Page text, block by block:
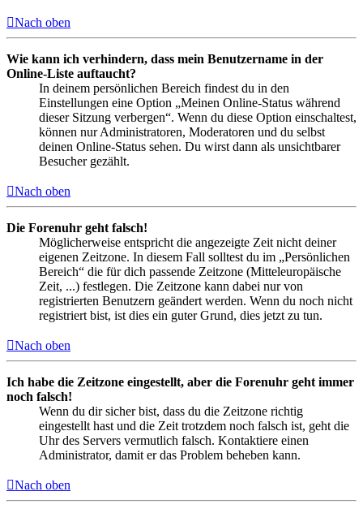
Nach oben
Wie kann ich verhindern, dass mein Benutzername in der
Online-Liste auftaucht?
In deinem persönlichen Bereich findest du in den
Einstellungen eine Option „Meinen Online-Status während
dieser Sitzung verbergen“. Wenn du diese Option einschaltest,
können nur Administratoren, Moderatoren und du selbst
deinen Online-Status sehen. Du wirst dann als unsichtbarer
Besucher gezählt.
Nach oben
Die Forenuhr geht falsch!
Möglicherweise entspricht die angezeigte Zeit nicht deiner
eigenen Zeitzone. In diesem Fall solltest du im „Persönlichen
Bereich“ die für dich passende Zeitzone (Mitteleuropäische
Zeit, ...) festlegen. Die Zeitzone kann dabei nur von
registrierten Benutzern geändert werden. Wenn du noch nicht
registriert bist, ist dies ein guter Grund, dies jetzt zu tun.
Nach oben
Ich habe die Zeitzone eingestellt, aber die Forenuhr geht immer
noch falsch!
Wenn du dir sicher bist, dass du die Zeitzone richtig
eingestellt hast und die Zeit trotzdem noch falsch ist, geht die
Uhr des Servers vermutlich falsch. Kontaktiere einen
Administrator, damit er das Problem beheben kann.
Nach oben